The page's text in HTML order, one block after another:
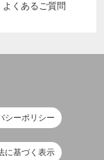
よくあるご質問
シーポリシー
に基づく表示